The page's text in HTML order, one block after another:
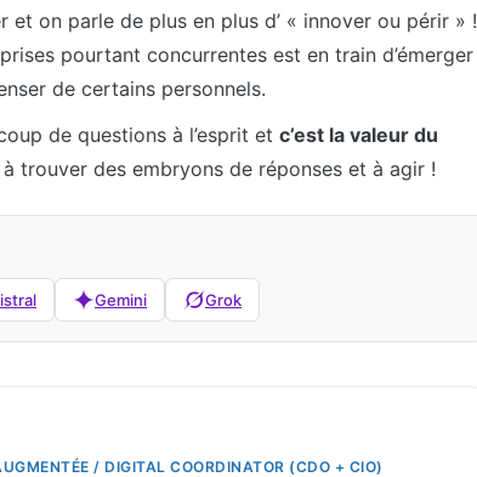
on parle de plus en plus d’ « innover ou périr » !
pourtant concurrentes est en train d’émerger
de certains personnels.
de questions à l’esprit et c’est la valeur du
à trouver des embryons de réponses et à agir !
Gemini Grok
/ DIGITAL COORDINATOR (CDO + CIO)